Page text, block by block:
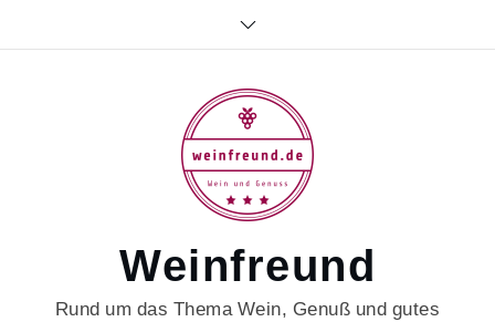
Weinfreund
Rund um das Thema Wein, Genuß und gutes